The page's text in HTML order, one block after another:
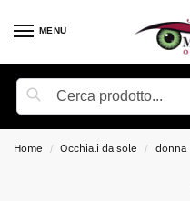
MENU
Home / Occhiali da sole / donna